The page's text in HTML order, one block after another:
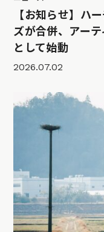
【お知らせ】ハ
ズが合併、アー
として始動
2026.07.02